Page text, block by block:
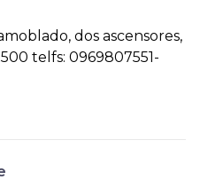
dos ascensores,
telfs: 0969807551-